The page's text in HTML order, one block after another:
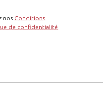
nos Conditions
de confidentialité